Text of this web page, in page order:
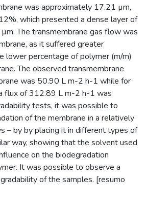
was approximately 17.21 µm,
which presented a dense layer of
The transmembrane gas flow was
as it suffered greater
lower percentage of polymer (m/m)
The observed transmembrane
was 50.90 L m-2 h-1 while for
flux of 312.89 L m-2 h-1 was
tests, it was possible to
of the membrane in a relatively
– by by placing it in different types of
way, showing that the solvent used
on the biodegradation
It was possible to observe a
of the samples. [resumo